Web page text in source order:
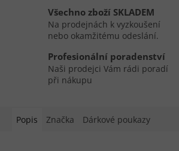
Všechno zboží SKLADEM
Na prodejnách k vyzkoušení
nebo okamžitému odeslání.
Profesionální poradenství
Naši prodejci Vám rádi poradí
při nákupu
Popis Značka Dárkové poukazy